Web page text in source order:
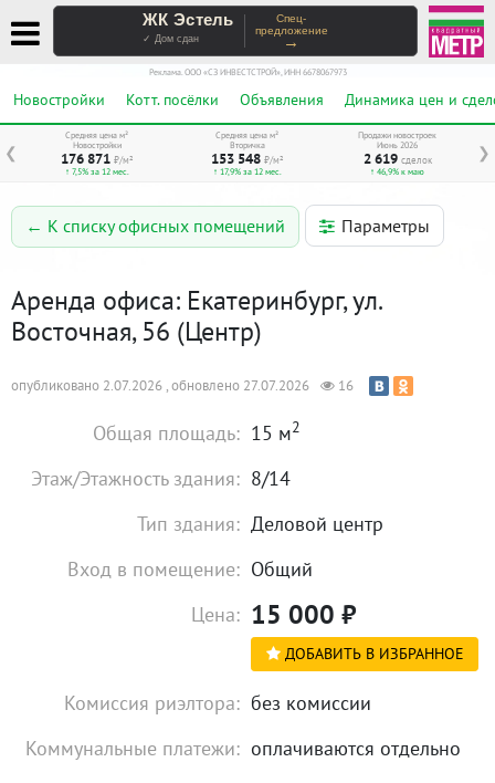
ЖК Эстель
✓ Дом сдан
Спец-
предложение
→
Реклама. ООО «СЗ ИНВЕСТСТРОЙ», ИНН 6678067973
Новостройки Котт. посёлки Объявления Динамика цен и
❮ ❯
Средняя цена м²
Новостройки
176 871 ₽/м²
↑ 7,5% за 12 мес.
Средняя цена м²
Вторичка
153 548 ₽/м²
↑ 17,9% за 12 мес.
Продажи новостроек
Июнь 2026
2 619 сделок
↑ 46,9% к маю
← К списку офисных помещений Параметры
Аренда офиса: Екатеринбург, ул.
Восточная, 56 (Центр)
опубликовано 2.07.2026 , обновлено 27.07.2026 16
Общая площадь: 15 м2
Этаж/Этажность здания: 8/14
Тип здания: Деловой центр
Вход в помещение: Общий
Цена: 15 000 ₽
ДОБАВИТЬ В ИЗБРАННОЕ
Комиссия риэлтора: без комиссии
Коммунальные платежи: оплачиваются отдельно